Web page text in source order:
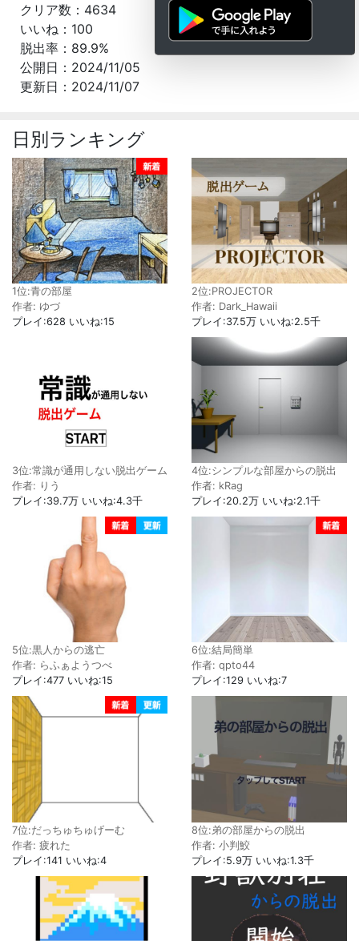
クリア数：4634
いいね：100
脱出率：89.9%
公開日：2024/11/05
更新日：2024/11/07
日別ランキング
1位:青の部屋
作者: ゆづ
プレイ:628 いいね:15
2位:PROJECTOR
作者: Dark_Hawaii
プレイ:37.5万 いいね:2.5千
3位:常識が通用しない脱出ゲーム
作者: りう
プレイ:39.7万 いいね:4.3千
4位:シンプルな部屋からの脱出
作者: kRag
プレイ:20.2万 いいね:2.1千
5位:黒人からの逃亡
作者: らふぁようつべ
プレイ:477 いいね:15
6位:結局簡単
作者: qpto44
プレイ:129 いいね:7
7位:だっちゅちゅげーむ
作者: 疲れた
プレイ:141 いいね:4
8位:弟の部屋からの脱出
作者: 小判鮫
プレイ:5.9万 いいね:1.3千